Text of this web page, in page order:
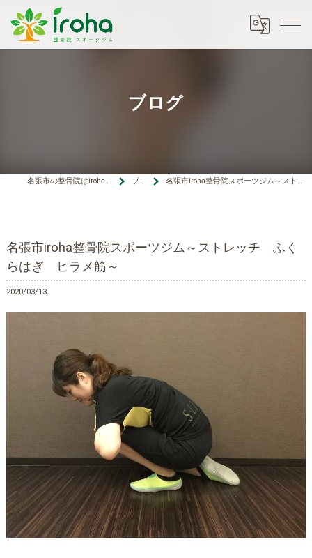
ブログ
名張市の整骨院はiroha整骨院スポーツジム ブログ 名張市iroha整骨院スポーツジム～ストレッチ ふくらはぎ ヒラメ筋～
名張市iroha整骨院スポーツジム～ストレッチ ふく
らはぎ ヒラメ筋～
2020/03/13